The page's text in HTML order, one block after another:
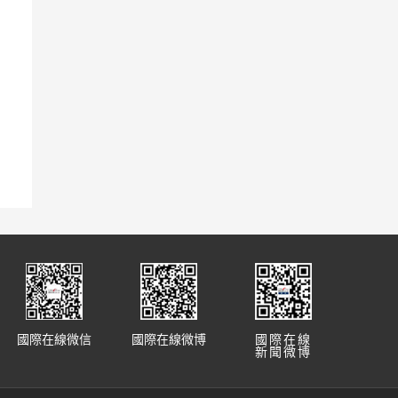
國際在線
新聞微博
國際在線微博
國際在線微信